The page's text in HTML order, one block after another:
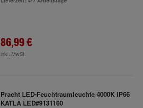
86,99 €
inkl. MwSt.
Pracht LED-Feuchtraumleuchte 4000K IP66
KATLA LED#9131160